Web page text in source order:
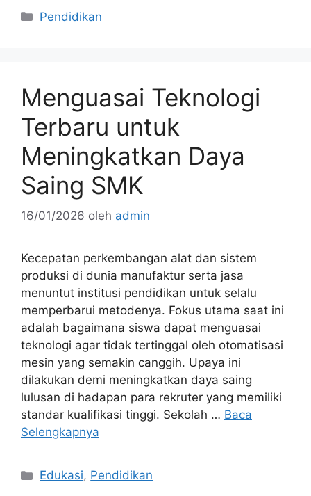
Kategori
Pendidikan
Menguasai Teknologi
Terbaru untuk
Meningkatkan Daya
Saing SMK
16/01/2026 oleh admin
Kecepatan perkembangan alat dan sistem
produksi di dunia manufaktur serta jasa
menuntut institusi pendidikan untuk selalu
memperbarui metodenya. Fokus utama saat ini
adalah bagaimana siswa dapat menguasai
teknologi agar tidak tertinggal oleh otomatisasi
mesin yang semakin canggih. Upaya ini
dilakukan demi meningkatkan daya saing
lulusan di hadapan para rekruter yang memiliki
standar kualifikasi tinggi. Sekolah … Baca
Selengkapnya
Kategori
Edukasi, Pendidikan